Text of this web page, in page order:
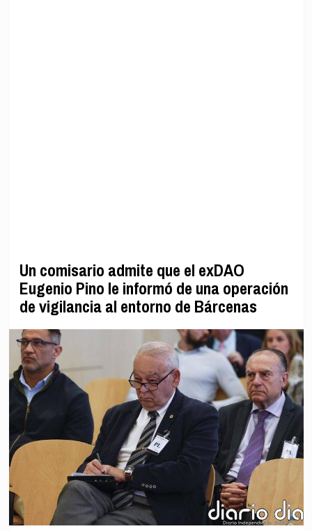
Un comisario admite que el exDAO
Eugenio Pino le informó de una operación
de vigilancia al entorno de Bárcenas